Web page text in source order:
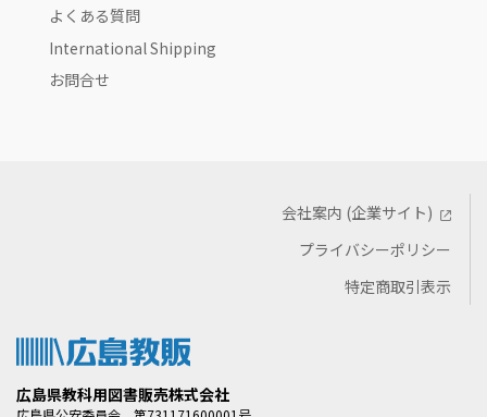
よくある質問
International Shipping
お問合せ
広島県教科用図書販売株式会社
会社案内 (企業サイト)
プライバシーポリシー
特定商取引表示